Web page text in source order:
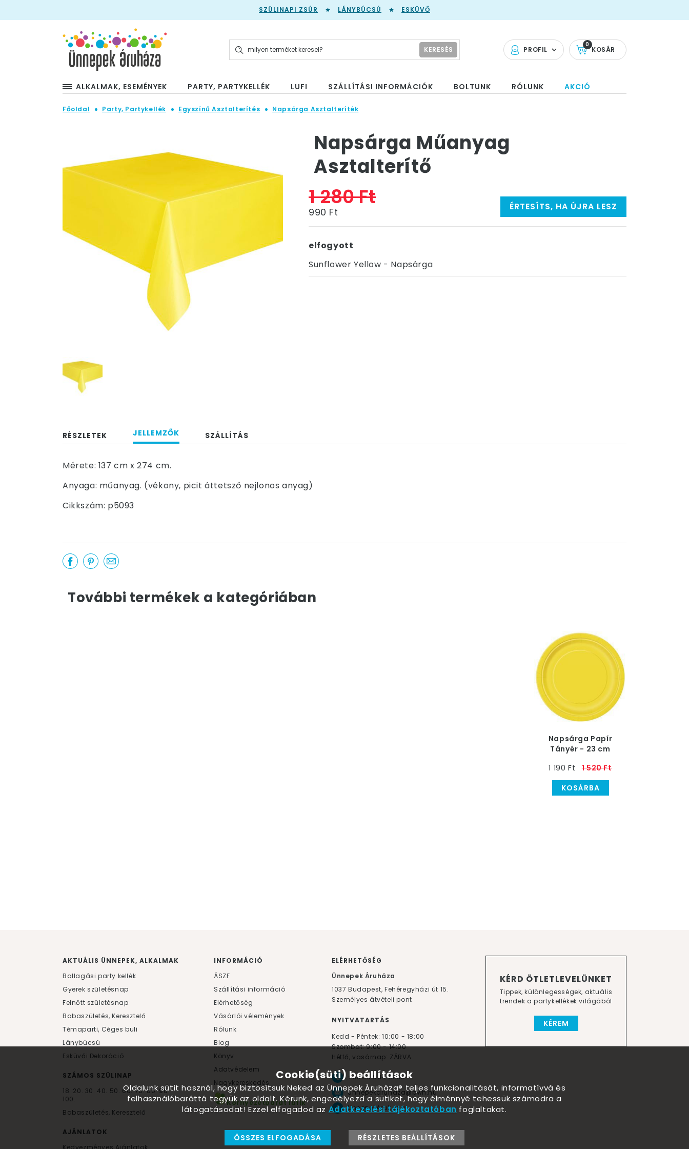
SZÜLINAPI ZSÚR LÁNYBÚCSÚ ESKÜVŐ
PROFIL KOSÁR
0
KERESÉS
ALKALMAK, ESEMÉNYEK PARTY, PARTYKELLÉK LUFI SZÁLLÍTÁSI INFORMÁCIÓK BOLTUNK RÓLUNK AKCIÓ
Főoldal Party, Partykellék Egyszínű Asztalterítés Napsárga Asztalteríték
Napsárga Műanyag
Asztalterítő
1 280 Ft
990 Ft ÉRTESÍTS, HA ÚJRA LESZ
elfogyott
Sunflower Yellow - Napsárga
RÉSZLETEK JELLEMZŐK SZÁLLÍTÁS
Mérete: 137 cm x 274 cm.
Anyaga: műanyag. (vékony, picit áttetsző nejlonos anyag)
Cikkszám: p5093
További termékek a kategóriában
Napsárga Papír
Tányér - 23 cm
1 190 Ft
1 520 Ft
KOSÁRBA
KÉRD ÖTLETLEVELÜNKET
Tippek, különlegességek, aktuális
trendek a partykellékek világából
KÉREM
AKTUÁLIS ÜNNEPEK, ALKALMAK
Ballagási party kellék
Gyerek születésnap
Felnőtt születésnap
Babaszületés, Keresztelő
Témaparti, Céges buli
Lánybúcsú
Esküvői Dekoráció
SZÁMOS SZÜLINAP
18. 20. 30. 40. 50. 60.70.80.90.
100.
Babaszületés, Keresztelő
AJÁNLATOK
Kedvezményes Ajánlatok
INFORMÁCIÓ
ÁSZF
Szállítási információ
Elérhetőség
Vásárlói vélemények
Rólunk
Blog
Könyv
Adatvédelem
Nagykereskedés
Környezetbarát lufik
ELÉRHETŐSÉG
Ünnepek Áruháza
1037 Budapest, Fehéregyházi út 15.
Személyes átvételi pont
NYITVATARTÁS
Kedd - Péntek: 10:00 - 18:00
Szombat: 9:00 - 14:00
Hétfő, vasárnap: ZÁRVA
+36 30 984 6955
unnepekaruhaza@bwh.hu
UnnepekAruhaza
Cookie(süti) beállítások
Oldalunk sütit használ, hogy biztosítsuk Neked az Ünnepek Áruháza® teljes funkcionalitását, informatívvá és
felhasználóbaráttá tegyük az oldalt. Kérünk, engedélyezd a sütiket, hogy élménnyé tehessük számodra a
látogatásodat! Ezzel elfogadod az Adatkezelési tájékoztatóban foglaltakat.
ÖSSZES ELFOGADÁSA RÉSZLETES BEÁLLÍTÁSOK